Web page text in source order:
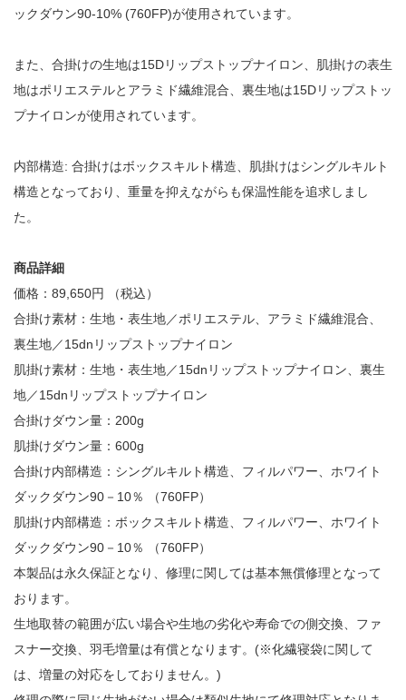
ックダウン90-10% (760FP)が使用されています。
また、合掛けの生地は15Dリップストップナイロン、肌掛けの表生
地はポリエステルとアラミド繊維混合、裏生地は15Dリップストッ
プナイロンが使用されています。
内部構造: 合掛けはボックスキルト構造、肌掛けはシングルキルト
構造となっており、重量を抑えながらも保温性能を追求しまし
た。
商品詳細
価格：89,650円 （税込）
合掛け素材：生地・表生地／ポリエステル、アラミド繊維混合、
裏生地／15dnリップストップナイロン
肌掛け素材：生地・表生地／15dnリップストップナイロン、裏生
地／15dnリップストップナイロン
合掛けダウン量：200g
肌掛けダウン量：600g
合掛け内部構造：シングルキルト構造、フィルパワー、ホワイト
ダックダウン90－10％ （760FP）
肌掛け内部構造：ボックスキルト構造、フィルパワー、ホワイト
ダックダウン90－10％ （760FP）
本製品は永久保証となり、修理に関しては基本無償修理となって
おります。
生地取替の範囲が広い場合や生地の劣化や寿命での側交換、ファ
スナー交換、羽毛増量は有償となります。(※化繊寝袋に関して
は、増量の対応をしておりません。)